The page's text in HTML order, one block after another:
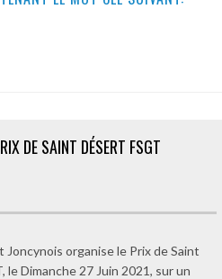
DE SAINT DÉSERT FSGT
Joncynois organise le Prix de Saint
le Dimanche 27 Juin 2021, sur un